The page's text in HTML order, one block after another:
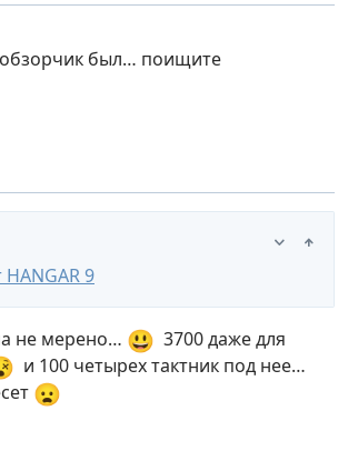
был… поищите
9
не мерено… 😃 3700 даже для
и 100 четырех тактник под нее…
😦